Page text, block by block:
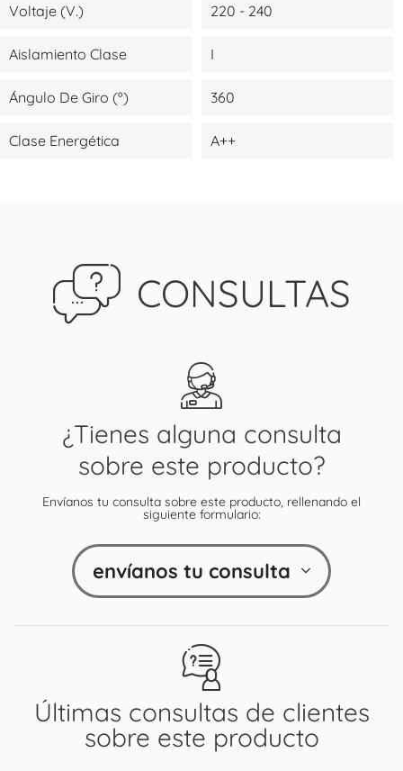
Voltaje (V.) 220 - 240
Aislamiento Clase I
Ángulo De Giro (º) 360
Clase Energética A++
CONSULTAS
Últimas consultas de clientes
sobre este producto
¿Tienes alguna consulta
sobre este producto?
Envíanos tu consulta sobre este producto, rellenando el
siguiente formulario:
envíanos tu consulta